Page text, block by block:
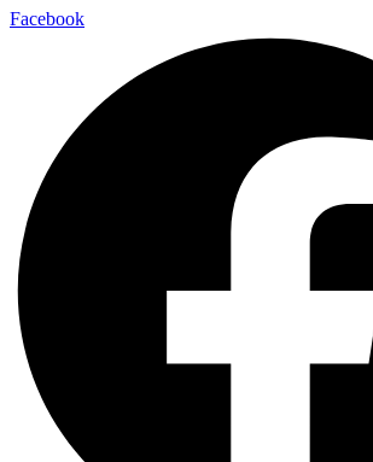
Facebook